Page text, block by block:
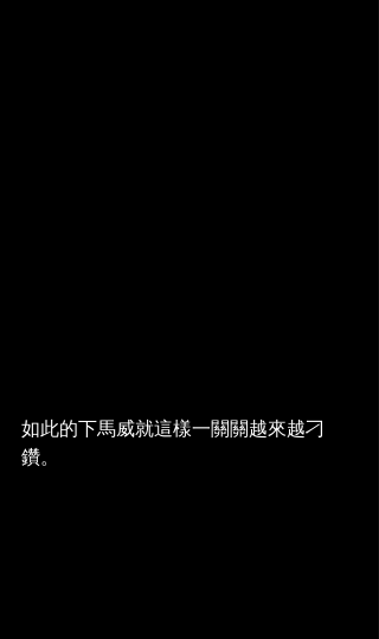
如此的下馬威就這樣一關關越來越刁
鑽。